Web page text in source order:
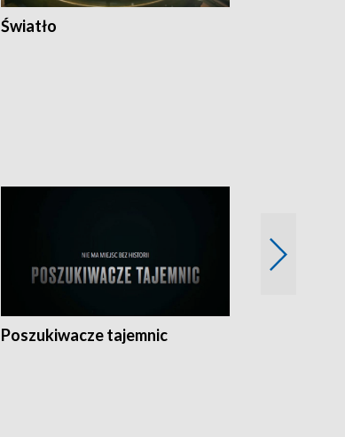
Światło
Poszukiwacze tajemnic